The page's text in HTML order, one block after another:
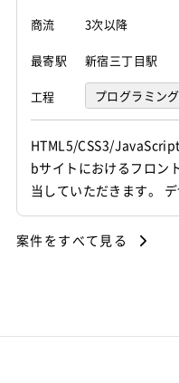
商流
3次以降
最寄駅 新宿三丁目駅
工程 プログラミン
HTML5/CSS3/
bサイトにおけるフロン
当していただきます。
ィングや、既存サイト
等を行っていただく想定
案件をすべて見る